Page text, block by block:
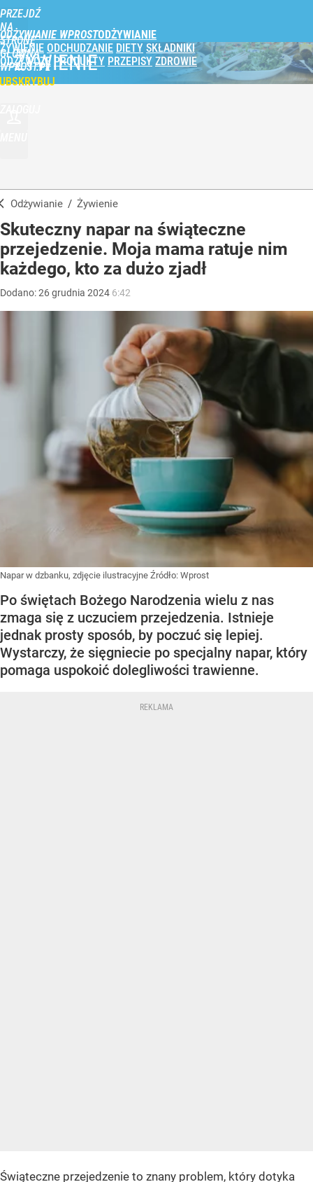
PRZEJDŹ
NA
STRONĘ
GŁÓWNĄ
WPROST.PL
ODŻYWIANIE WPROST
ŻYWIENIE ODCHUDZANIE DIETY SKŁADNIKI
ODŻYWCZE PRODUKTY PRZEPISY ZDROWIE
ŻYWIENIE
Odżywianie / Żywienie
Skuteczny napar na świąteczne
przejedzenie. Moja mama ratuje nim
każdego, kto za dużo zjadł
Dodano:26grudnia 2024 6:42
Napar w dzbanku, zdjęcie ilustracyjne Źródło: Wprost
Po świętach Bożego Narodzenia wielu z nas
zmaga się z uczuciem przejedzenia. Istnieje
jednak prosty sposób, by poczuć się lepiej.
Wystarczy, że sięgniecie po specjalny napar, który
pomaga uspokoić dolegliwości trawienne.
Świąteczne przejedzenie to znany problem, który dotyka